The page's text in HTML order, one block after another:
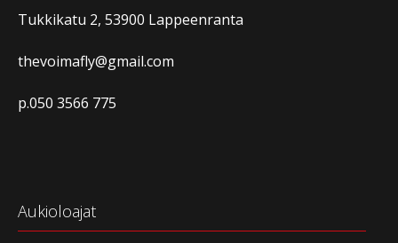
Tukkikatu 2, 53900 Lappeenranta
thevoimafly@gmail.com
p.050 3566 775
Aukioloajat